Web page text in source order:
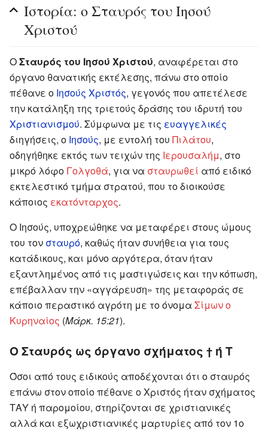
Ιστορία: ο Σταυρός του Ιησού
Χριστού
ΟΣταυρός του Ιησού Χριστού, αναφέρεται στο
όργανο θανατικής εκτέλεσης, πάνω στο οποίο
πέθανε ο Ιησούς Χριστός, γεγονός που απετέλεσε
την κατάληξη της τριετούς δράσης του ιδρυτή του
Χριστιανισμού. Σύμφωνα με τις ευαγγελικές
διηγήσεις, ο Ιησούς, με εντολή του Πιλάτου,
οδηγήθηκε εκτός των τειχών της Ιερουσαλήμ, στο
μικρό λόφο Γολγοθά, για να σταυρωθεί από ειδικό
εκτελεστικό τμήμα στρατού, που το διοικούσε
κάποιος εκατόνταρχος.
Ο Ιησούς, υποχρεώθηκε να μεταφέρει στους ώμους
του τον σταυρό, καθώς ήταν συνήθεια για τους
κατάδικους, και μόνο αργότερα, όταν ήταν
εξαντλημένος από τις μαστιγώσεις και την κόπωση,
επέβαλλαν την «αγγάρευση» της μεταφοράς σε
κάποιο περαστικό αγρότη με το όνομα Σίμων ο
Κυρηναίος (Μάρκ. 15:21).
Ο Σταυρός ως όργανο σχήματος † ή Τ
Όσοι από τους ειδικούς αποδέχονται ότι ο σταυρός
επάνω στον οποίο πέθανε ο Χριστός ήταν σχήματος
ΤΑΥ ή παρομοίου, στηρίζονται σε χριστιανικές
αλλά και εξωχριστιανικές μαρτυρίες από τον 1ο